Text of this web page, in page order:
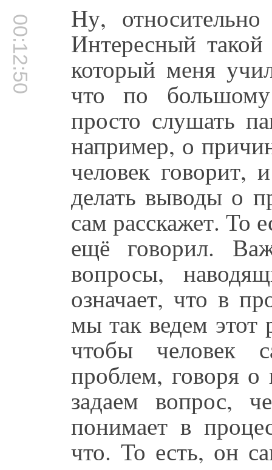
00:12:50 Ну,
Интересный
который меня
что по
просто слушать
например, о
человек
делать выводы о
сам расскажет. То
ещё говорил.
вопросы,
означает, что в
мы так ведем этот
чтобы человек
проблем, говоря
задаем вопрос,
понимает в
что. То есть, он